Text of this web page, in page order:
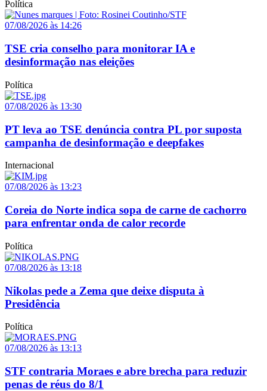
Política
07/08/2026 às 14:26
TSE cria conselho para monitorar IA e
desinformação nas eleições
Política
07/08/2026 às 13:30
PT leva ao TSE denúncia contra PL por suposta
campanha de desinformação e deepfakes
Internacional
07/08/2026 às 13:23
Coreia do Norte indica sopa de carne de cachorro
para enfrentar onda de calor recorde
Política
07/08/2026 às 13:18
Nikolas pede a Zema que deixe disputa à
Presidência
Política
07/08/2026 às 13:13
STF contraria Moraes e abre brecha para reduzir
penas de réus do 8/1